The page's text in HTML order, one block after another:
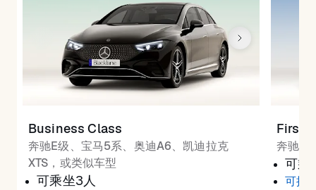
Business Class
奔驰E级、宝马5系、奥迪A6、凯迪拉克
XTS，或类似车型
可乘坐3人
First
奔驰S
可乘
可携